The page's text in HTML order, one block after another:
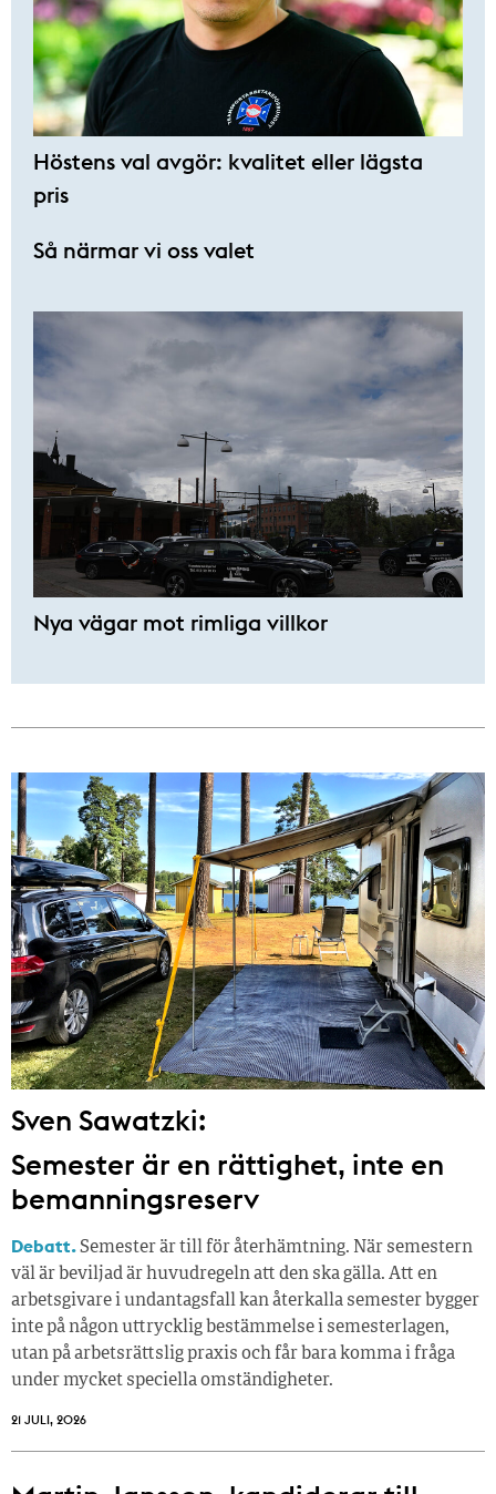
Höstens val avgör: kvalitet eller lägsta
pris
Så närmar vi oss valet
Nya vägar mot rimliga villkor
Sven Sawatzki:
Semester är en rättighet, inte en
bemanningsreserv
Debatt.Semester är till för återhämtning. När semestern
väl är beviljad är huvudregeln att den ska gälla. Att en
arbetsgivare i undantagsfall kan återkalla semester bygger
inte på någon uttrycklig bestämmelse i semesterlagen,
utan på arbetsrättslig praxis och får bara komma i fråga
under mycket speciella omständigheter.
21 JULI, 2026